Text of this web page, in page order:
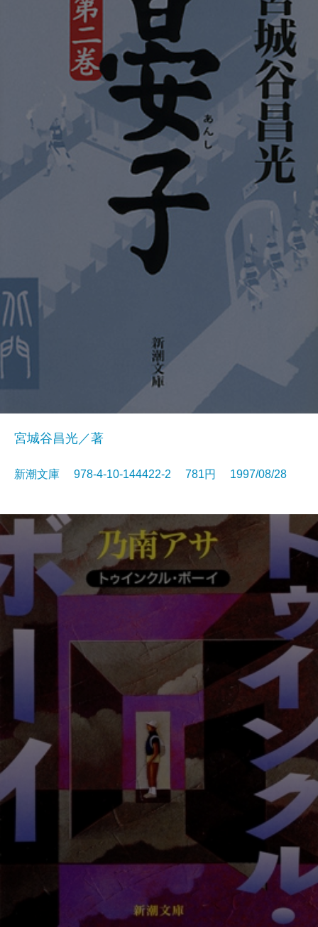
宮城谷昌光／著
新潮文庫 978-4-10-144422-2 781円 1997/08/28